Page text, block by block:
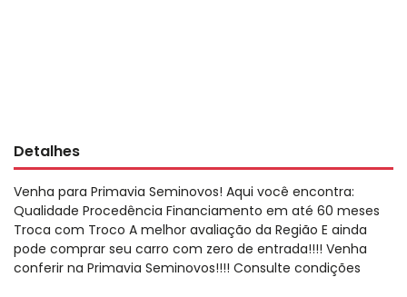
Detalhes
Venha para Primavia Seminovos! Aqui você encontra:
Qualidade Procedência Financiamento em até 60 meses
Troca com Troco A melhor avaliação da Região E ainda
pode comprar seu carro com zero de entrada!!!! Venha
conferir na Primavia Seminovos!!!! Consulte condições